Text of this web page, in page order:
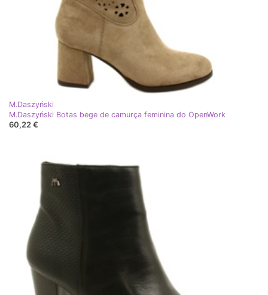
M.Daszyński
M.Daszyński Botas bege de camurça feminina do OpenWork
60,22 €